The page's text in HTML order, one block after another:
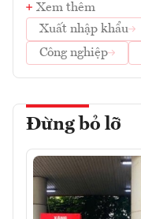
Xem thêm
Xuất nhập khẩu
Công nghiệp
Đừng bỏ lỡ